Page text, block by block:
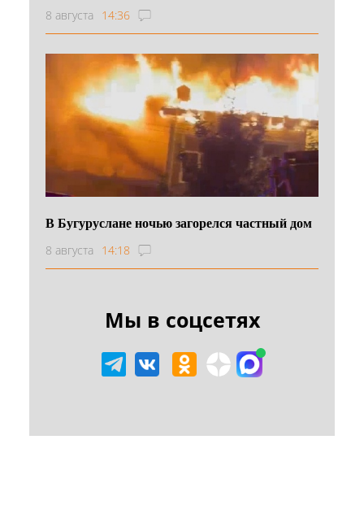
8 августа 14:36
В Бугуруслане ночью загорелся частный дом
8 августа 14:18
Мы в соцсетях